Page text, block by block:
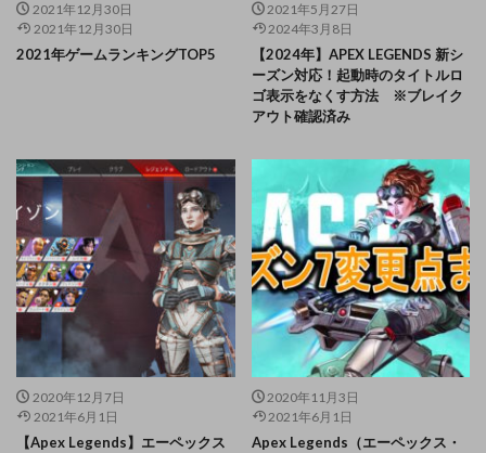
2021年12月30日
2021年12月30日
2021年ゲームランキングTOP5
2021年5月27日
2024年3月8日
【2024年】APEX LEGENDS 新シ
ーズン対応！起動時のタイトルロ
ゴ表示をなくす方法 ※ブレイク
アウト確認済み
2020年12月7日
2021年6月1日
【Apex Legends】エーペックス
2020年11月3日
2021年6月1日
Apex Legends（エーペックス・